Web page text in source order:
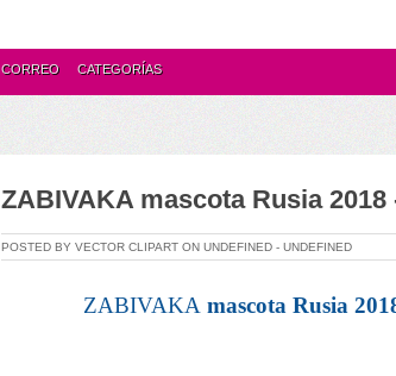
CORREO CATEGORÍAS
ZABIVAKA mascota Rusia 2018
POSTED BY VECTOR CLIPART ON UNDEFINED - UNDEFINED
ZABIVAKA mascota Rusia